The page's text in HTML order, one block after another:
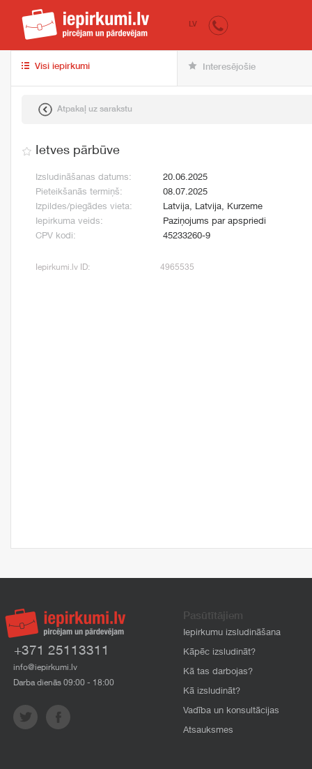
iepirkumi.lv
LV
Visi iepirkumi Interesējošie
Atpakaļ uz sarakstu
Ietves pārbūve
Izsludināšanas datums:
20.06.2025
Pieteikšanās termiņš:
08.07.2025
Izpildes/piegādes vieta:
Latvija, Latvija, Kurzeme
Iepirkuma veids:
Paziņojums par apspriedi
CPV kodi:
45233260-9
Iepirkumi.lv ID: 4965535
+371 25113311
info@iepirkumi.lv
Darba dienās 09:00 - 18:00
Pasūtītājiem
Iepirkumu izsludināšana
Kāpēc izsludināt?
Kā tas darbojas?
Kā izsludināt?
Vadība un konsultācijas
Atsauksmes